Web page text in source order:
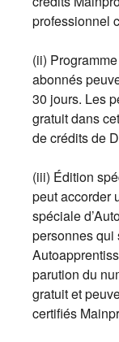
professionnel
(ii)
abonnés
30 jours. Les
gratuit dans
de crédits de
(iii) Édition
peut accorder
spéciale
personnes qui
parution du
gratuit et
certifiés